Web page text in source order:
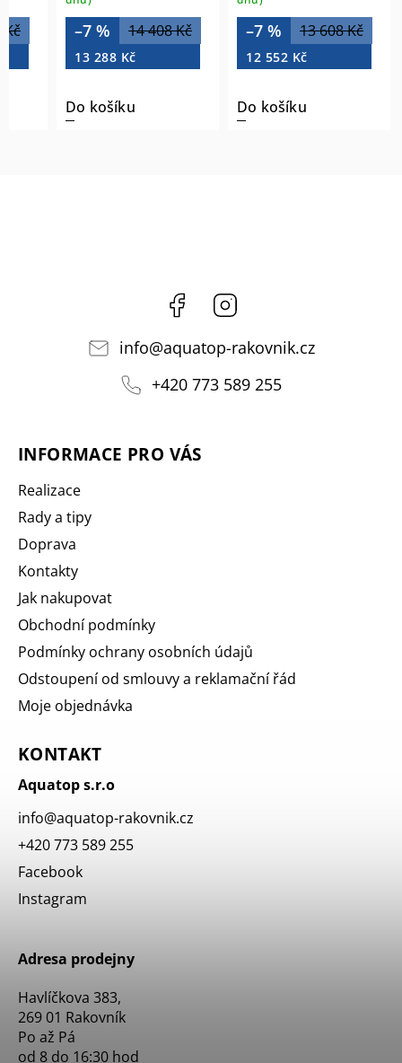
Kč 14 408 Kč
–7 %
13 288 Kč
Do košíku
13 608 Kč
–7 %
12 552 Kč
Do košíku
Facebook
info@aquatop-rakovnik.cz
+420 773 589 255
INFORMACE PRO VÁS
Realizace
Rady a tipy
Doprava
Kontakty
Jak nakupovat
Obchodní podmínky
Podmínky ochrany osobních údajů
Odstoupení od smlouvy a reklamační řád
Moje objednávka
KONTAKT
Aquatop s.r.o
info@aquatop-rakovnik.cz
+420 773 589 255
Facebook
Instagram
Adresa prodejny
Havlíčkova 383,
269 01 Rakovník
Po až Pá
od 8 do 16:30 hod